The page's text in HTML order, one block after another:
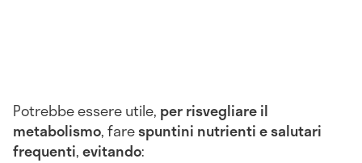
Potrebbe essere utile, per risvegliare il
metabolismo, farespuntini nutrienti e salutari
frequenti,evitando: